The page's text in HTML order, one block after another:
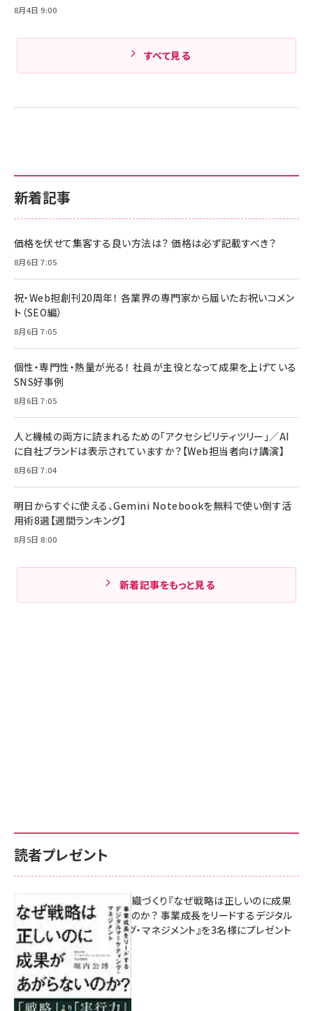
新着記事
価格を伏せて集客する良い方法は？ 価格は必ず記載すべき？
8月6日 7:05
祝・Web担創刊20周年！ 各業界の専門家から届いたお祝いコメン
ト（SEO編）
8月6日 7:05
個性・専門性・熱量が光る！ 社員が主役となって成果を上げている
SNS好事例
8月6日 7:05
人と機械の両方に読まれるための「アクセシビリティツリー」／AI
に自社ブランドは表示されていますか？【Web担当者向け講演】
8月6日 7:04
明日からすぐに使える、Gemini Notebookを無料で使い倒す活
用術8選【週間ランキング】
8月5日 8:00
新着記事をもっと見る
読者プレゼント
成果を生む組織づくり『なぜ戦略は正しいのに成果
があがらないのか？ 事業成長をリードするデジタル
マーケティング・マネジメント』を3名様にプレゼント
10:00
8月4日 9:00
すべて見る